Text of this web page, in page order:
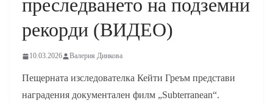
преследването на подземни
рекорди (ВИДЕО)
10.03.2026 Валерия Динкова
Пещерната изследователка Кейти Греъм представи
наградения документален филм „Subterranean“.